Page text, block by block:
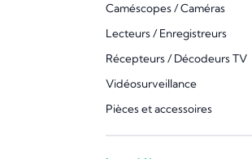
Caméscopes / Caméras
Lecteurs / Enregistreurs
Récepteurs / Décodeurs TV
Vidéosurveillance
Pièces et accessoires